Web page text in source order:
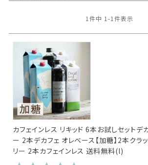
1件中 1 -1 件表示
カフェインレス リキッド 6本お試しセットデ
ー 2本デカフェ オレベース【加糖】2本クラ
リー 2本カフェインレス 送料無料(l)